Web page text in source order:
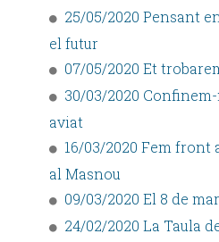
25/05/2020 Pensant
el futur
07/05/2020 Et
30/03/2020
aviat
16/03/2020 Fem front
al Masnou
09/03/2020 El 8 de
24/02/2020 La Taula